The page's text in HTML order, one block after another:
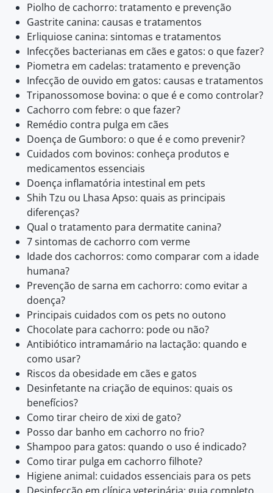
Piolho de cachorro: tratamento e prevenção
Gastrite canina: causas e tratamentos
Erliquiose canina: sintomas e tratamentos
Infecções bacterianas em cães e gatos: o que fazer?
Piometra em cadelas: tratamento e prevenção
Infecção de ouvido em gatos: causas e tratamentos
Tripanossomose bovina: o que é e como controlar?
Cachorro com febre: o que fazer?
Remédio contra pulga em cães
Doença de Gumboro: o que é e como prevenir?
Cuidados com bovinos: conheça produtos e
medicamentos essenciais
Doença inflamatória intestinal em pets
Shih Tzu ou Lhasa Apso: quais as principais
diferenças?
Qual o tratamento para dermatite canina?
7 sintomas de cachorro com verme
Idade dos cachorros: como comparar com a idade
humana?
Prevenção de sarna em cachorro: como evitar a
doença?
Principais cuidados com os pets no outono
Chocolate para cachorro: pode ou não?
Antibiótico intramamário na lactação: quando e
como usar?
Riscos da obesidade em cães e gatos
Desinfetante na criação de equinos: quais os
benefícios?
Como tirar cheiro de xixi de gato?
Posso dar banho em cachorro no frio?
Shampoo para gatos: quando o uso é indicado?
Como tirar pulga em cachorro filhote?
Higiene animal: cuidados essenciais para os pets